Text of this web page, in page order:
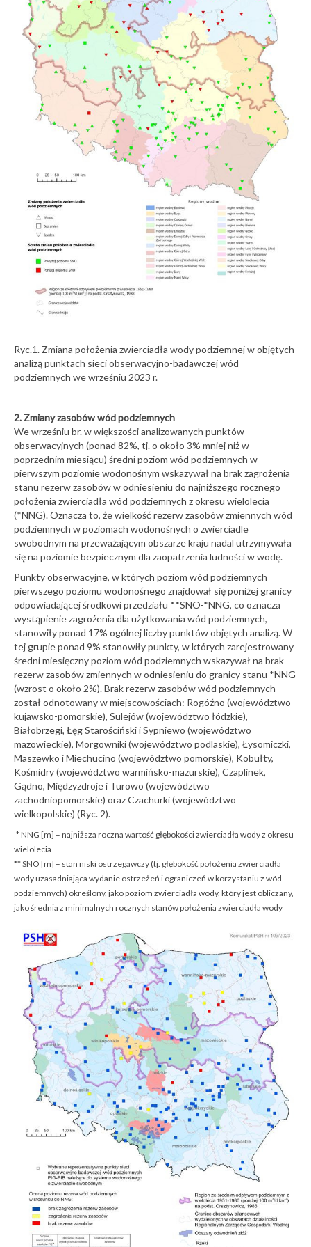
Ryc.1. Zmiana położenia zwierciadła wody podziemnej w objętych
analizą punktach sieci obserwacyjno-badawczej wód
podziemnych we wrześniu 2023 r.
2. Zmiany zasobów wód podziemnych
We wrześniu br. w większości analizowanych punktów
obserwacyjnych (ponad 82%, tj. o około 3% mniej niż w
poprzednim miesiącu) średni poziom wód podziemnych w
pierwszym poziomie wodonośnym wskazywał na brak zagrożenia
stanu rezerw zasobów w odniesieniu do najniższego rocznego
położenia zwierciadła wód podziemnych z okresu wielolecia
(*NNG). Oznacza to, że wielkość rezerw zasobów zmiennych wód
podziemnych w poziomach wodonośnych o zwierciadle
swobodnym na przeważającym obszarze kraju nadal utrzymywała
się na poziomie bezpiecznym dla zaopatrzenia ludności w wodę.
Punkty obserwacyjne, w których poziom wód podziemnych
pierwszego poziomu wodonośnego znajdował się poniżej granicy
odpowiadającej środkowi przedziału **SNO-*NNG, co oznacza
wystąpienie zagrożenia dla użytkowania wód podziemnych,
stanowiły ponad 17% ogólnej liczby punktów objętych analizą. W
tej grupie ponad 9% stanowiły punkty, w których zarejestrowany
średni miesięczny poziom wód podziemnych wskazywał na brak
rezerw zasobów zmiennych w odniesieniu do granicy stanu *NNG
(wzrost o około 2%). Brak rezerw zasobów wód podziemnych
został odnotowany w miejscowościach: Rogóźno (województwo
kujawsko-pomorskie), Sulejów (województwo łódzkie),
Białobrzegi, Łęg Starościński i Sypniewo (województwo
mazowieckie), Morgowniki (województwo podlaskie), Łysomiczki,
Maszewko i Miechucino (województwo pomorskie), Kobułty,
Kośmidry (województwo warmińsko-mazurskie), Czaplinek,
Gądno, Międzyzdroje i Turowo (województwo
zachodniopomorskie) oraz Czachurki (województwo
wielkopolskie) (Ryc. 2).
* NNG [m] – najniższa roczna wartość głębokości zwierciadła wody z okresu
wielolecia
** SNO [m] – stan niski ostrzegawczy (tj. głębokość położenia zwierciadła
wody uzasadniająca wydanie ostrzeżeń i ograniczeń w korzystaniu z wód
podziemnych) określony, jako poziom zwierciadła wody, który jest obliczany,
jako średnia z minimalnych rocznych stanów położenia zwierciadła wody